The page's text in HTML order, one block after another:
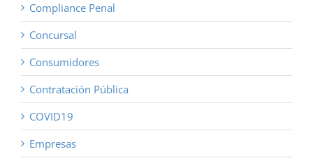
Compliance Penal
Concursal
Consumidores
Contratación Pública
COVID19
Empresas